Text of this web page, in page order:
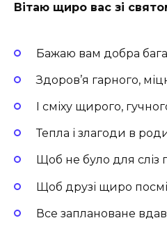
Вітаю щиро вас зі
Бажаю вам добра
Здоров’я гарного,
І сміху щирого,
Тепла і злагоди в
Щоб не було для сліз
Щоб друзі щиро
Все заплановане